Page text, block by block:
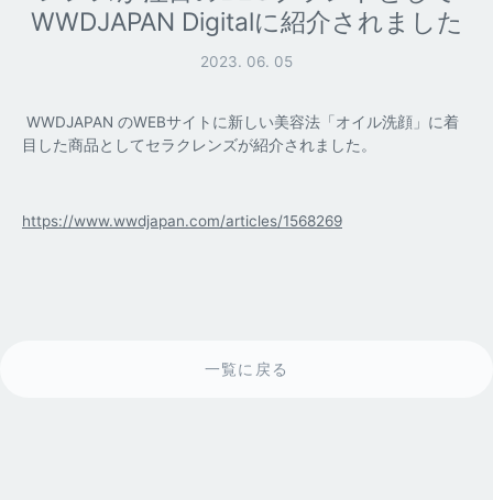
WWDJAPAN Digitalに紹介されました
2023. 06. 05
WWDJAPAN のWEBサイトに新しい美容法「オイル洗顔」に着
目した商品としてセラクレンズが紹介されました。
https://www.wwdjapan.com/articles/1568269
一覧に戻る